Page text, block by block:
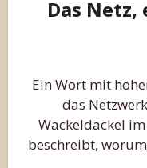
Das
Ein Wort mit
das
Wackeldackel
beschreibt,